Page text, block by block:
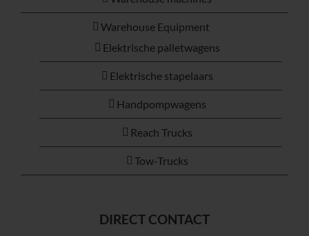
Warehouse Equipment
Elektrische palletwagens
Elektrische stapelaars
Handpompwagens
Reach Trucks
Tow-Trucks
DIRECT CONTACT